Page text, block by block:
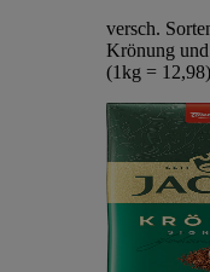
versch.
Krönung
(1kg = 12,98)